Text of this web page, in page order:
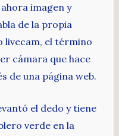
imagen y
de la propia
livecam, el término
cámara que hace
de una página web.
el dedo y tiene
verde en la